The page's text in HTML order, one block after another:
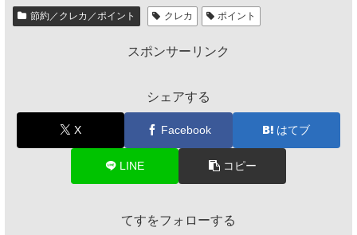
節約／クレカ／ポイント クレカ ポイント
スポンサーリンク
シェアする
X Facebook はてブ
LINE コピー
てすをフォローする